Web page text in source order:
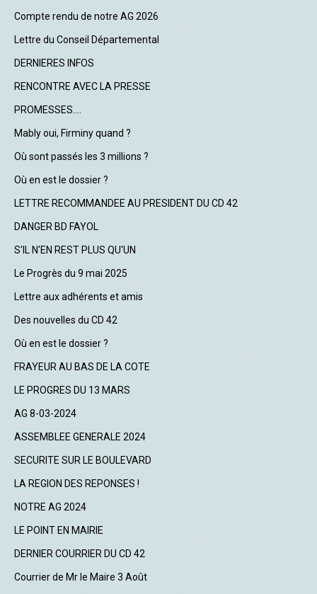
Compte rendu de notre AG 2026
Lettre du Conseil Départemental
DERNIERES INFOS
RENCONTRE AVEC LA PRESSE
PROMESSES....
Mably oui, Firminy quand ?
Où sont passés les 3 millions ?
Où en est le dossier ?
LETTRE RECOMMANDEE AU PRESIDENT DU CD 42
DANGER BD FAYOL
S'IL N'EN REST PLUS QU'UN
Le Progrès du 9 mai 2025
Lettre aux adhérents et amis
Des nouvelles du CD 42
Où en est le dossier ?
FRAYEUR AU BAS DE LA COTE
LE PROGRES DU 13 MARS
AG 8-03-2024
ASSEMBLEE GENERALE 2024
SECURITE SUR LE BOULEVARD
LA REGION DES REPONSES !
NOTRE AG 2024
LE POINT EN MAIRIE
DERNIER COURRIER DU CD 42
Courrier de Mr le Maire 3 Août